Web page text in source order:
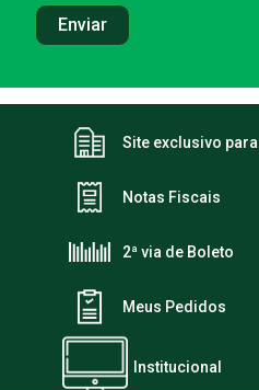
Site exclusivo
Notas Fiscais
2ª via de Boleto
Meus Pedidos
Institucional